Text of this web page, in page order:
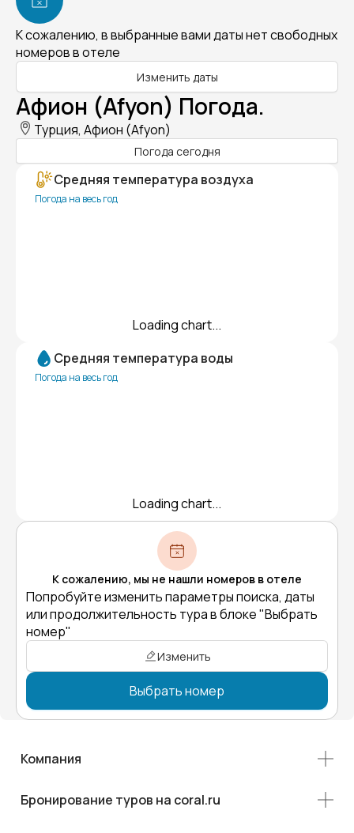
К сожалению, в выбранные вами даты нет свободных
номеров в отеле
Изменить даты
Афион (Afyon) Погода.
Турция, Афион (Afyon)
Погода сегодня
Средняя температура воздуха
Погода на весь год
Loading chart...
Средняя температура воды
Погода на весь год
Loading chart...
К сожалению, мы не нашли номеров в отеле
Попробуйте изменить параметры поиска, даты
или продолжительность тура в блоке "Выбрать
номер"
Изменить
Выбрать номер
Компания
Бронирование туров на coral.ru